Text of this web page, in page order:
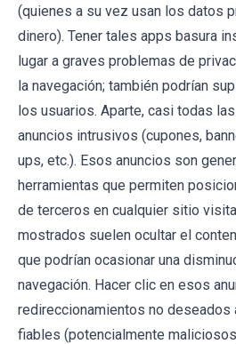
(quienes a su vez usan los datos
dinero). Tener tales apps basura
lugar a graves problemas de
la navegación; también podrían
los usuarios. Aparte, casi todas
anuncios intrusivos (cupones,
ups, etc.). Esos anuncios son
herramientas que permiten
de terceros en cualquier sitio
mostrados suelen ocultar el
que podrían ocasionar una
navegación. Hacer clic en esos
redireccionamientos no
fiables (potencialmente